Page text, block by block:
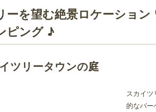
ーを望む絶景ロケーショ
ピング ♪
ツリータウンの庭
スカイ
的なバー